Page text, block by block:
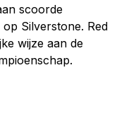
scoorde
Silverstone. Red
wijze aan de